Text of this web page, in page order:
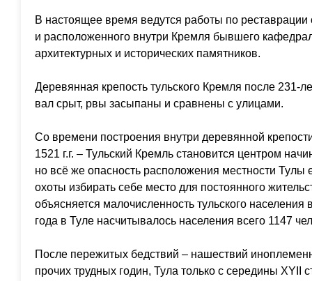
В настоящее время ведутся работы по
и расположенного внутри Кремля бывшего
архитектурных и исторических памятников.
Деревянная крепость тульского Кремля после 231-
вал срыт, рвы засыпаны и сравнены с улицами.
Со времени построения внутри деревянной
1521 г.г. – Тульский Кремль становится центром
но всё же опасность расположения местности
охоты избирать себе место для постоянного
объясняется малочисленность тульского населения
года в Туле насчитывалось населения всего 1147
После пережитых бедствий – нашествий
прочих трудных годин, Тула только с середины XYII